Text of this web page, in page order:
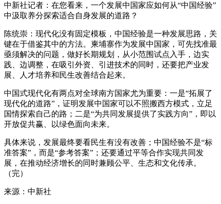
中新社记者：在您看来，一个发展中国家应如何从“中国经验”
中汲取养分探索适合自身发展的道路？
陈统崇：现代化没有固定模板，中国经验是一种发展思路，关
键在于借鉴其中的方法。柬埔寨作为发展中国家，可先找准最
亟须解决的问题，做好长期规划，从小范围试点入手，边实
践、边调整，在吸引外资、引进技术的同时，还要把产业发
展、人才培养和民生改善结合起来。
中国式现代化有两点对全球南方国家尤为重要：一是“拓展了
现代化的道路”，证明发展中国家可以不照搬西方模式，立足
国情探索自己的路；二是“为共同发展提供了实践方向”，即以
开放促共赢、以绿色面向未来。
具体来说，发展最终要看民生有没有改善；中国经验不是“标
准答案”，而是“参考答案”；还要通过平等合作实现共同发
展，在推动经济增长的同时兼顾公平、生态和文化传承。
（完）
来源：中新社